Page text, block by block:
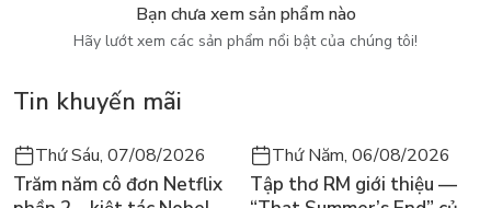
Bạn chưa xem sản phẩm nào
Hãy lướt xem các sản phẩm nổi bật của chúng tôi!
Tin khuyến mãi
Thứ Sáu, 07/08/2026
Trăm năm cô đơn Netflix
Thứ Năm, 06/08/2026
Tập thơ RM giới thiệu —